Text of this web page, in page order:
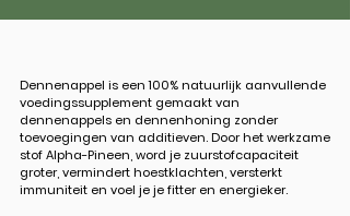
Dennenappel is een 100% natuurlijk aanvullende
voedingssupplement gemaakt van
dennenappels en dennenhoning zonder
toevoegingen van additieven. Door het werkzame
stof Alpha-Pineen, word je zuurstofcapaciteit
groter, vermindert hoestklachten, versterkt
immuniteit en voel je je fitter en energieker.